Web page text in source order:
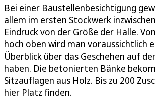
Bei einer Baustellenbesichtigung
allem im ersten Stockwerk
Eindruck von der Größe der Halle.
hoch oben wird man voraussichtlich
Überblick über das Geschehen auf
haben. Die betonierten Bänke
Sitzauflagen aus Holz. Bis zu 200
hier Platz finden.